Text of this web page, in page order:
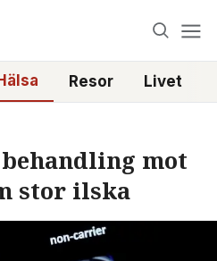
Resor Livet
mot
stor ilska